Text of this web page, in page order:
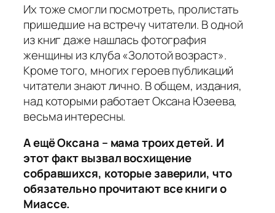
Их тоже смогли посмотреть, пролистать
пришедшие на встречу читатели. В одной
из книг даже нашлась фотография
женщины из клуба «Золотой возраст».
Кроме того, многих героев публикаций
читатели знают лично. В общем, издания,
над которыми работает Оксана Юзеева,
весьма интересны.
А ещё Оксана – мама троих детей. И
этот факт вызвал восхищение
собравшихся, которые заверили, что
обязательно прочитают все книги о
Миассе.